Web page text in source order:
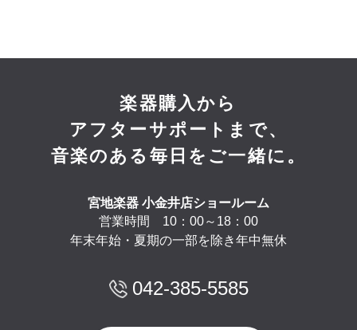
楽器購入から
アフターサポートまで、
音楽のある毎日をご一緒に。
宮地楽器 小金井店ショールーム
営業時間 10：00～18：00
年末年始・夏期の一部を除き年中無休
042-385-5585